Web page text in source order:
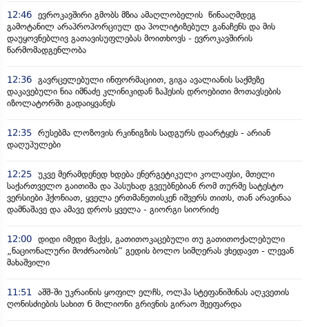
12:46 ევროკავშირი გმობს მზია ამაღლობელის წინააღმდეგ
გამოტანილ არაპროპორციულ და პოლიტიზებულ განაჩენს და მის
დაუყოვნებლივ გათავისუფლებას მოითხოვს - ევროკავშირის
წარმომადგენლობა
12:36 გავრცელებული ინფორმაციით, გიგა ავალიანის საქმეზე
დაკავებული ნია იმნაძე კლინიკიდან ზაჰესის დროებითი მოთავსების
იზოლატორში გადაიყვანეს
12:35 რუსებმა ლოზოვის რკინიგზის სადგურს დაარტყეს - არიან
დაღუპულები
12:25 უკვე მერამდენედ ხდება ენერგეტიკული კოლაფსი, მთელი
საქართველო გაითიშა და პასუხად გვეუბნებიან რომ თურმე სატესტო
ვერსიები ჰქონიათ, ყველა ერთმანეთისკენ იშვერს თითს, თან არავინაა
დამნაშავე და ამავე დროს ყველა - გიორგი სიორიძე
12:00 დიდი იმედი მაქვს, გათითოკაცებული თუ გათითოქალებული
„ნაციონალური მოძრაობის“ გედის ბოლო სიმღერას ვხედავთ - ლევან
მახაშვილი
11:51
აშშ-ში უკრაინის ყოფილ ელჩს, ოლჰა სტეფანიშინას აღკვეთის
ღონისძიების სახით 6 მილიონი გრივნის გირაო შეეფარდა